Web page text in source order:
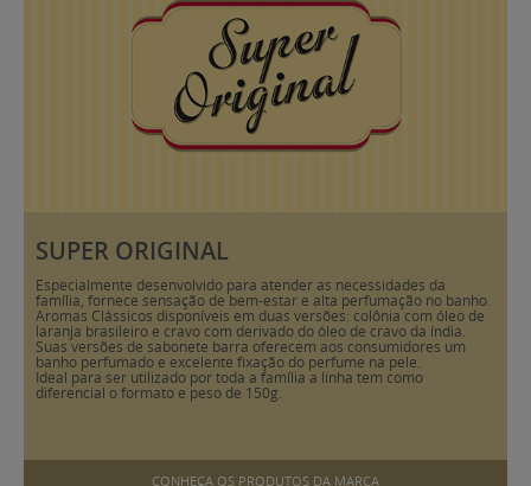
SUPER ORIGINAL
Especialmente desenvolvido para atender as necessidades da
família, fornece sensação de bem-estar e alta perfumação no banho.
Aromas Clássicos disponíveis em duas versões: colônia com óleo de
laranja brasileiro e cravo com derivado do óleo de cravo da índia.
Suas versões de sabonete barra oferecem aos consumidores um
banho perfumado e excelente fixação do perfume na pele.
Ideal para ser utilizado por toda a família a linha tem como
diferencial o formato e peso de 150g.
CONHEÇA OS PRODUTOS DA MARCA